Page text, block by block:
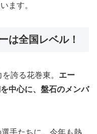
ます。
は全国レベル！
誇る花巻東。 エー
中心に、盤石のメンバ
手たちに、今年も熱